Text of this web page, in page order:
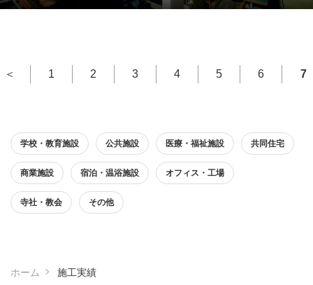
＜ 1 2 3 4 5 6 7
学校・教育施設 公共施設 医療・福祉施設 共同住宅
商業施設 宿泊・温浴施設 オフィス・工場
寺社・教会 その他
ホーム 施工実績